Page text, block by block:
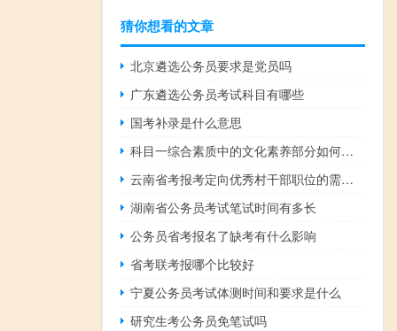
猜你想看的文章
北京遴选公务员要求是党员吗
广东遴选公务员考试科目有哪些
国考补录是什么意思
科目一综合素质中的文化素养部分如何记忆
云南省考报考定向优秀村干部职位的需要什么条件
湖南省公务员考试笔试时间有多长
公务员省考报名了缺考有什么影响
省考联考报哪个比较好
宁夏公务员考试体测时间和要求是什么
研究生考公务员免笔试吗